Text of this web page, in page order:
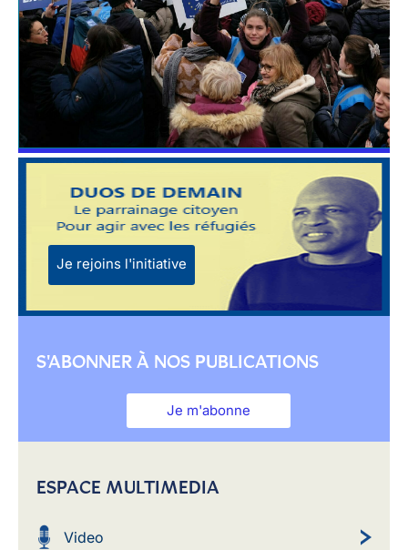
Je rejoins l'initiative
S'ABONNER À NOS PUBLICATIONS
Je m'abonne
ESPACE MULTIMEDIA
Video